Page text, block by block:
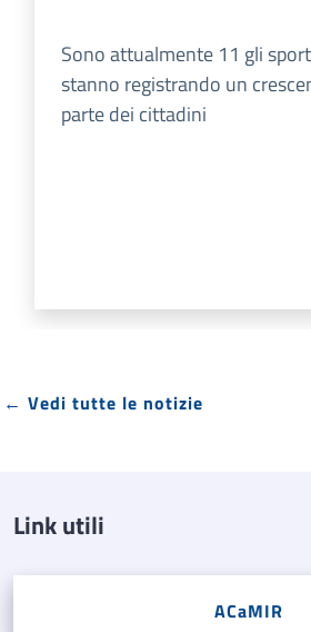
Sono attualmente 11 gli
stanno registrando un
parte dei cittadini
← Vedi tutte le notizie
Link utili
ACaMIR